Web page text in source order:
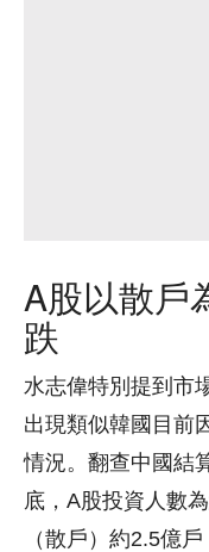
A股以散戶
跌
水志偉特別提到市
出現類似韓國目前
情況。翻查中國結
底，A股投資人數
（散戶）約2.5億